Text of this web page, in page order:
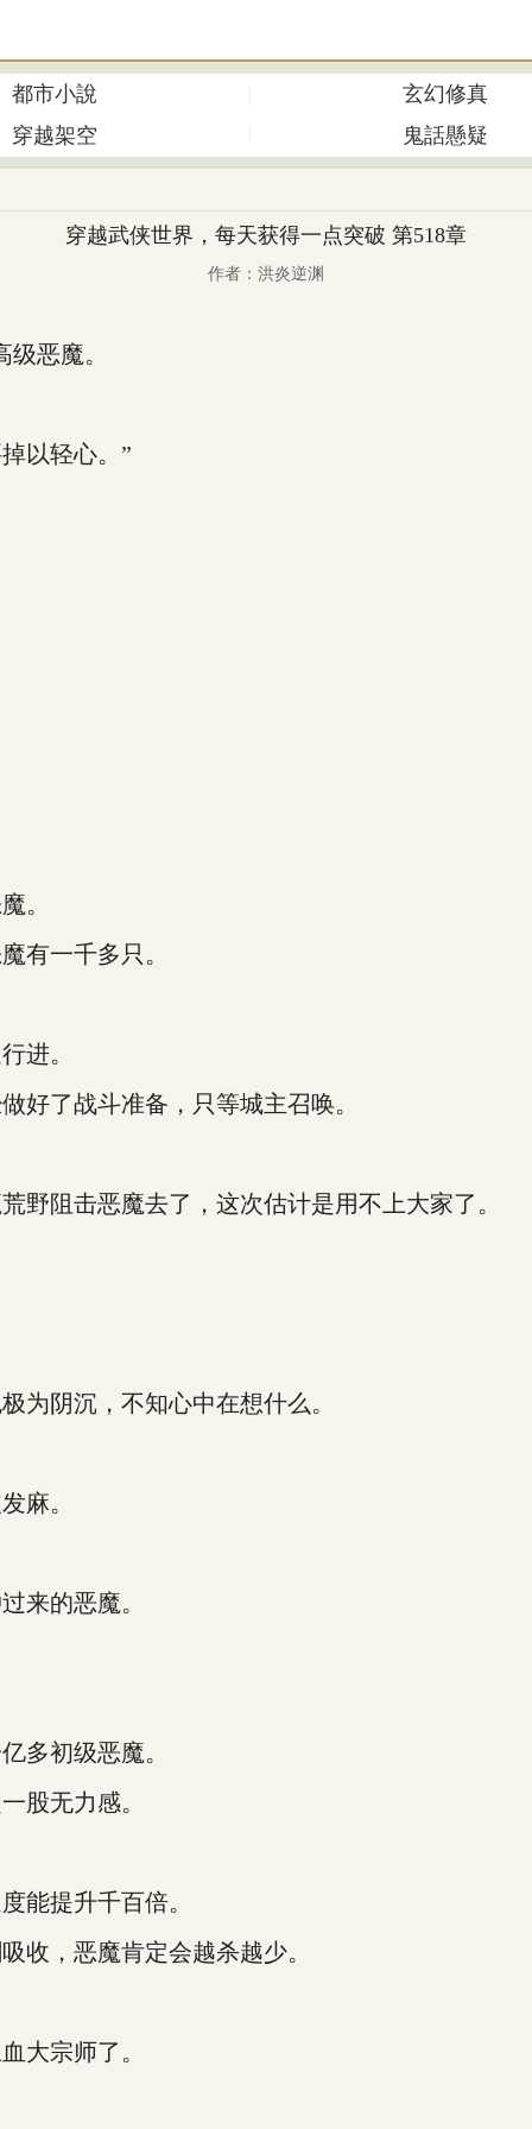
都市小說
玄幻修真
穿越架空
鬼話懸疑
穿越武侠世界，每天获得一点突破 第518章
作者：洪炎逆渊
恶魔。
以轻心。”
。
一千多只。
进。
了战斗准备，只等城主召唤。
阻击恶魔去了，这次估计是用不上大家了。
阴沉，不知心中在想什么。
麻。
的恶魔。
初级恶魔。
无力感。
提升千百倍。
，恶魔肯定会越杀越少。
宗师了。